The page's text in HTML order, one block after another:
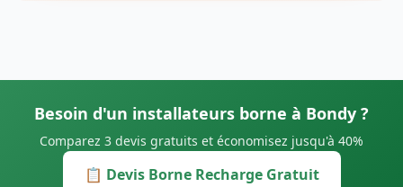
Besoin d'un installateurs borne à Bondy ?
Comparez 3 devis gratuits et économisez jusqu'à 40%
📋 Devis Borne Recharge Gratuit